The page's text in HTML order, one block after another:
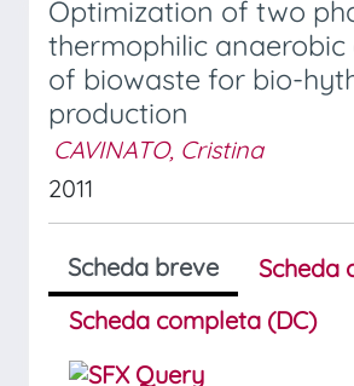
Optimization of two
thermophilic anaerobic
of biowaste for bio-
production
CAVINATO, Cristina
2011
Scheda breve
Scheda
Scheda completa (DC)